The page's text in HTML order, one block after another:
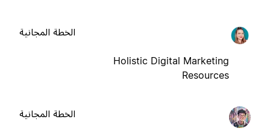
Holistic Digital Marketing
Resources
الخطة المجانية
الخطة المجانية